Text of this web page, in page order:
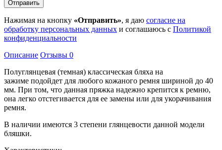
Нажимая на кнопку «Отправить», я даю согласие на
обработку персональных данных и соглашаюсь с Политикой
конфиденциальности
Описание Отзывы 0
Полуглянцевая (темная) классическая бляха на
зажиме подойдет для любого кожаного ремня шириной до 40
мм. При том, что данная пряжка надежно крепится к ремню,
она легко отстегивается для ее замены или для укорачивания
ремня.
В наличии имеются 3 степени глянцевости данной модели
бляшки.